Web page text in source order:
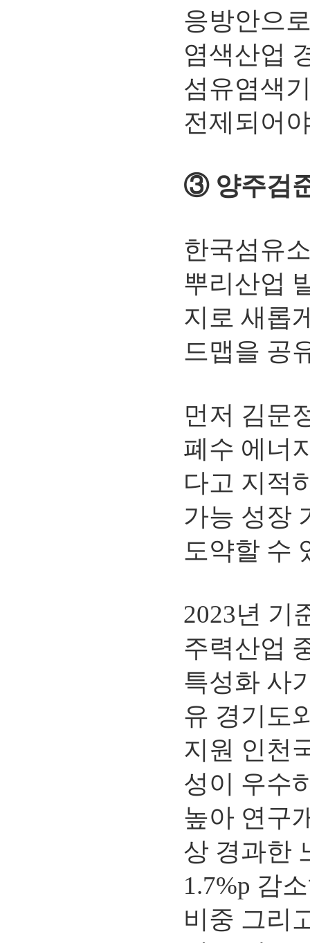
응방안으
염색산업
섬유염색
전제되어
③ 양주검
한국섬유
뿌리산업
지로 새롭
드맵을 공
먼저 김문
폐수 에너
다고 지적
가능 성장
도약할 수
2023년 기
주력산업
특성화 사
유 경기도
지원 인천
성이 우수
높아 연구
상 경과한
1.7%p 감
비중 그리